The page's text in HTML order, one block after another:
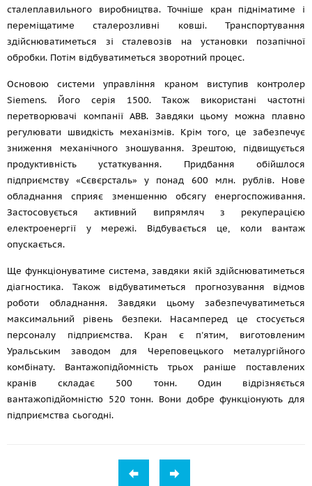
сталеплавильного виробництва. Точніше кран підніматиме і
переміщатиме сталерозливні ковші. Транспортування
здійснюватиметься зі сталевозів на установки позапічної
обробки. Потім відбуватиметься зворотний процес.
Основою системи управління краном виступив контролер
Siemens. Його серія 1500. Також використані частотні
перетворювачі компанії АВВ. Завдяки цьому можна плавно
регулювати швидкість механізмів. Крім того, це забезпечує
зниження механічного зношування. Зрештою, підвищується
продуктивність устаткування. Придбання обійшлося
підприємству «Сєвєрсталь» у понад 600 млн. рублів. Нове
обладнання сприяє зменшенню обсягу енергоспоживання.
Застосовується активний випрямляч з рекуперацією
електроенергії у мережі. Відбувається це, коли вантаж
опускається.
Ще функціонуватиме система, завдяки якій здійснюватиметься
діагностика. Також відбуватиметься прогнозування відмов
роботи обладнання. Завдяки цьому забезпечуватиметься
максимальний рівень безпеки. Насамперед це стосується
персоналу підприємства. Кран є п'ятим, виготовленим
Уральським заводом для Череповецького металургійного
комбінату. Вантажопідйомність трьох раніше поставлених
кранів складає 500 тонн. Один відрізняється
вантажопідйомністю 520 тонн. Вони добре функціонують для
підприємства сьогодні.